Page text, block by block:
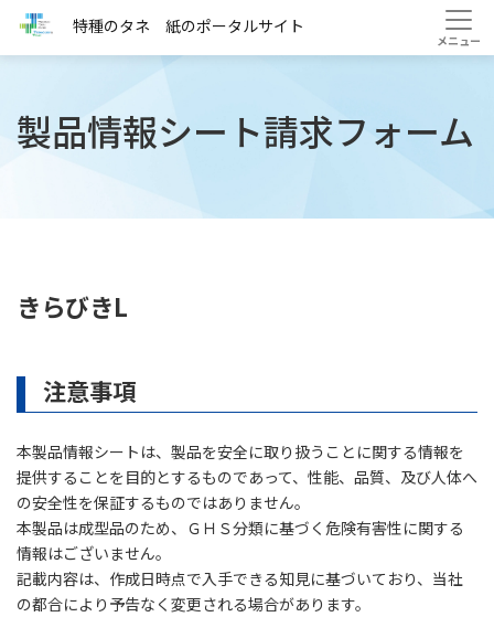
特種のタネ 紙のポータルサイト
HOME 製品情報シート(きらびきL)
製品情報シート請求フォーム
きらびきL
注意事項
本製品情報シートは、製品を安全に取り扱うことに関する情報を
提供することを目的とするものであって、性能、品質、及び人体へ
の安全性を保証するものではありません。
本製品は成型品のため、ＧＨＳ分類に基づく危険有害性に関する
情報はございません。
記載内容は、作成日時点で入手できる知見に基づいており、当社
の都合により予告なく変更される場合があります。